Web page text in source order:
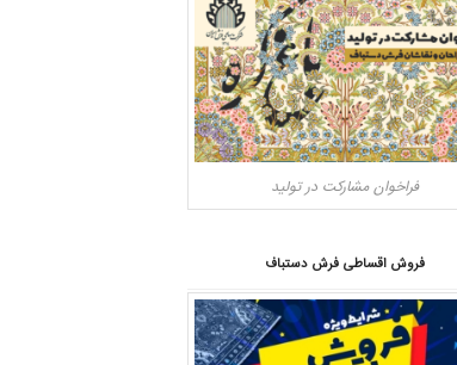
فراخوان مشارکت در تولید
فروش اقساطی فرش دستباف